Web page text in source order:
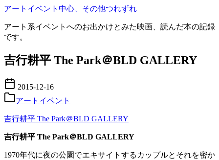
コ
テ
ン
へ
動
アートイベント中心、その他つれずれ
アート系イベントへのお出かけとみた映画、読んだ本の記録
です。
吉行耕平 The Park＠BLD GALLERY
2015-12-16
アートイベント
吉行耕平 The Park＠BLD GALLERY
吉行耕平 The Park＠BLD GALLERY
1970年代に夜の公園でエキサイトするカップルとそれを密か